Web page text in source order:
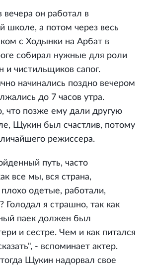
он работал в
школе, а потом через весь
с Ходынки на Арбат в
собирал нужные для роли
и чистильщиков сапог.
начинались поздно вечером
до 7 часов утра.
что позже ему дали другую
Щукин был счастлив, потому
режиссера.
путь, часто
все мы, вся страна,
одетые, работали,
Голодал я страшно, так как
паек должен был
и сестре. Чем и как питался
- вспоминает актер.
Щукин надорвал свое